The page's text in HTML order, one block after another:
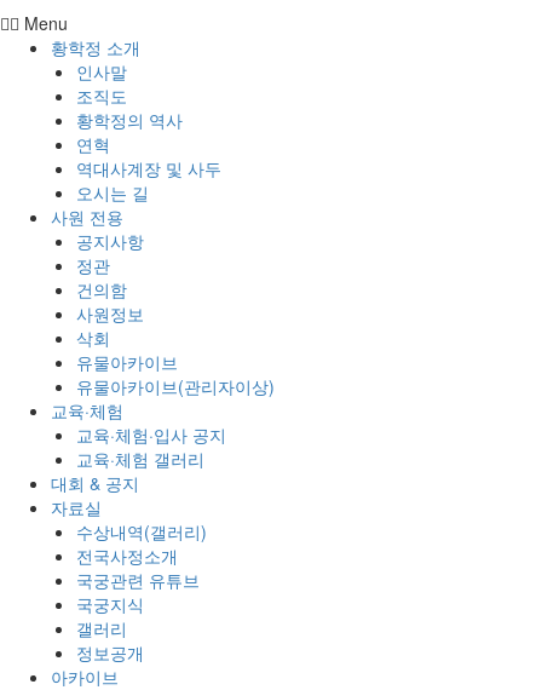
Menu
황학정 소개
인사말
조직도
황학정의 역사
연혁
역대사계장 및 사두
오시는 길
사원 전용
공지사항
정관
건의함
사원정보
삭회
유물아카이브
유물아카이브(관리자이상)
교육·체험
교육·체험·입사 공지
교육·체험 갤러리
대회 & 공지
자료실
수상내역(갤러리)
전국사정소개
국궁관련 유튜브
국궁지식
갤러리
정보공개
아카이브